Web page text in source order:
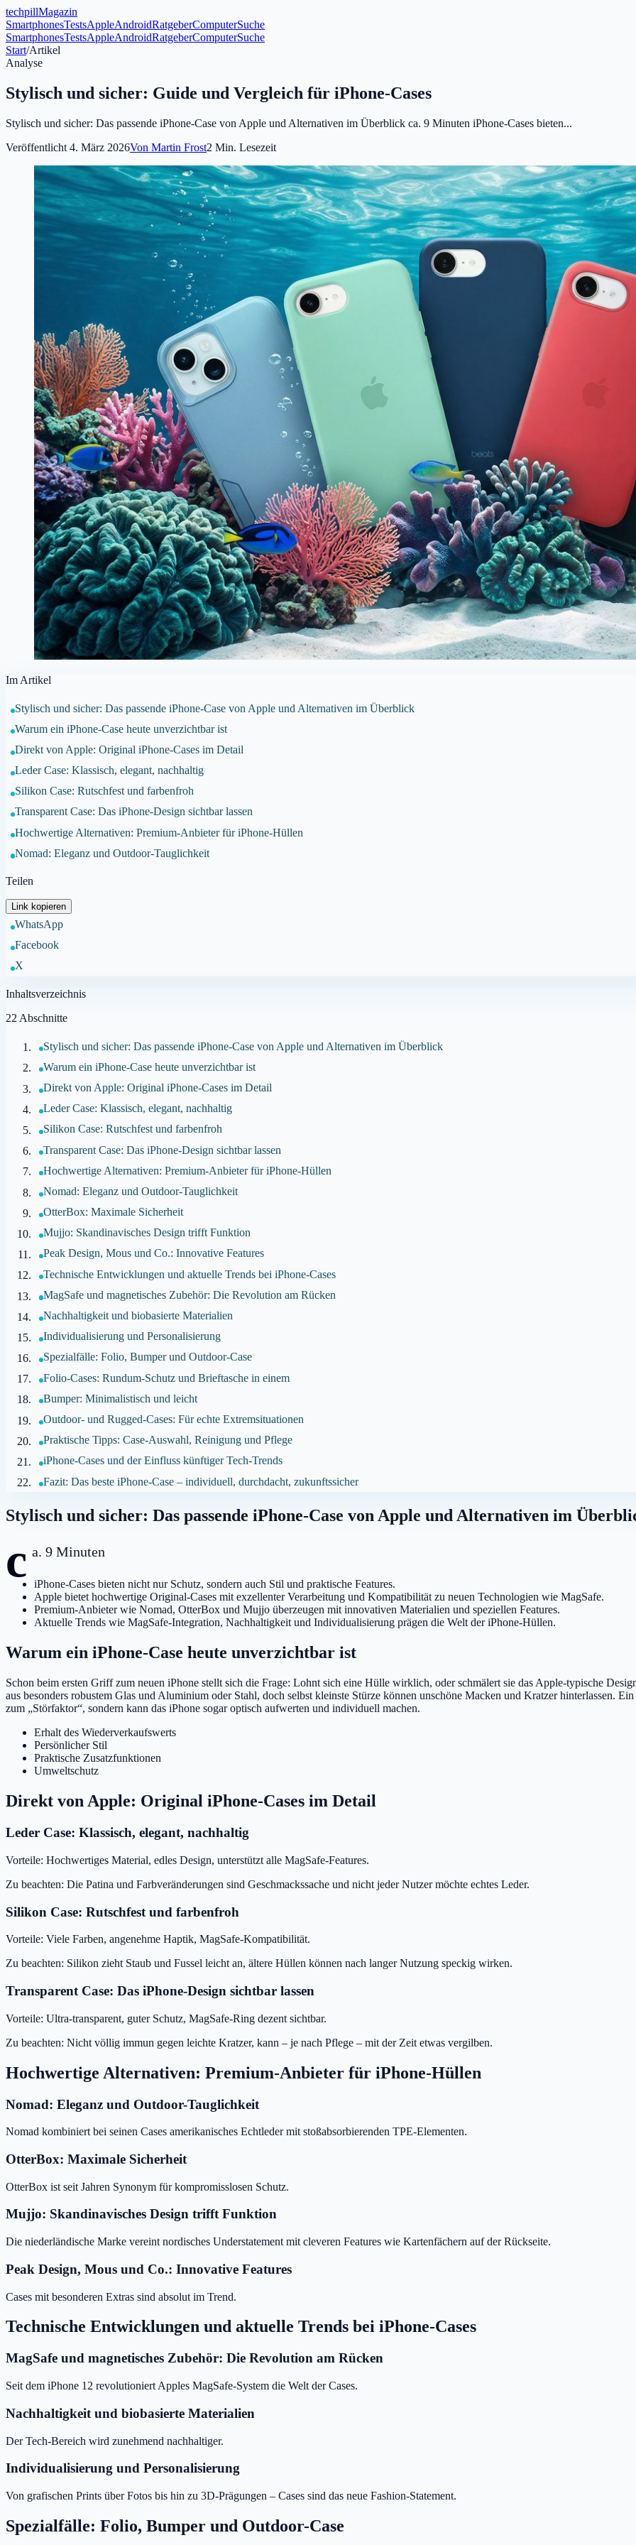
techpillMagazin
SmartphonesTestsAppleAndroidRatgeberComputerSuche
SmartphonesTestsAppleAndroidRatgeberComputerSuche
Start/Artikel
Analyse
Stylisch und sicher: Guide und Vergleich für iPhone-Cases
Stylisch und sicher: Das passende iPhone-Case von Apple und Alternativen im Überblick ca. 9 Minuten iPhone-Cases bieten...
Veröffentlicht 4. März 2026Von Martin Frost2 Min. Lesezeit
Im Artikel
Stylisch und sicher: Das passende iPhone-Case von Apple und Alternativen im Überblick
Warum ein iPhone-Case heute unverzichtbar ist
Direkt von Apple: Original iPhone-Cases im Detail
Leder Case: Klassisch, elegant, nachhaltig
Silikon Case: Rutschfest und farbenfroh
Transparent Case: Das iPhone-Design sichtbar lassen
Hochwertige Alternativen: Premium-Anbieter für iPhone-Hüllen
Nomad: Eleganz und Outdoor-Tauglichkeit
Teilen
Link kopieren
WhatsApp
Facebook
X
Inhaltsverzeichnis
22 Abschnitte
Stylisch und sicher: Das passende iPhone-Case von Apple und Alternativen im Überblick
Warum ein iPhone-Case heute unverzichtbar ist
Direkt von Apple: Original iPhone-Cases im Detail
Leder Case: Klassisch, elegant, nachhaltig
Silikon Case: Rutschfest und farbenfroh
Transparent Case: Das iPhone-Design sichtbar lassen
Hochwertige Alternativen: Premium-Anbieter für iPhone-Hüllen
Nomad: Eleganz und Outdoor-Tauglichkeit
OtterBox: Maximale Sicherheit
Mujjo: Skandinavisches Design trifft Funktion
Peak Design, Mous und Co.: Innovative Features
Technische Entwicklungen und aktuelle Trends bei iPhone-Cases
MagSafe und magnetisches Zubehör: Die Revolution am Rücken
Nachhaltigkeit und biobasierte Materialien
Individualisierung und Personalisierung
Spezialfälle: Folio, Bumper und Outdoor-Case
Folio-Cases: Rundum-Schutz und Brieftasche in einem
Bumper: Minimalistisch und leicht
Outdoor- und Rugged-Cases: Für echte Extremsituationen
Praktische Tipps: Case-Auswahl, Reinigung und Pflege
iPhone-Cases und der Einfluss künftiger Tech-Trends
Fazit: Das beste iPhone-Case – individuell, durchdacht, zukunftssicher
Stylisch und sicher: Das passende iPhone-Case von Apple und Alternativen im
c a. 9 Minuten
iPhone-Cases bieten nicht nur Schutz, sondern auch Stil und praktische Features.
Apple bietet hochwertige Original-Cases mit exzellenter Verarbeitung und Kompatibilität zu neuen Technologien wie MagSafe.
Premium-Anbieter wie Nomad, OtterBox und Mujjo überzeugen mit innovativen Materialien und speziellen Features.
Aktuelle Trends wie MagSafe-Integration, Nachhaltigkeit und Individualisierung prägen die Welt der iPhone-Hüllen.
Warum ein iPhone-Case heute unverzichtbar ist
Schon beim ersten Griff zum neuen iPhone stellt sich die Frage: Lohnt sich eine Hülle wirklich, oder schmälert sie das Apple-typische
aus besonders robustem Glas und Aluminium oder Stahl, doch selbst kleinste Stürze können unschöne Macken und Kratzer hinterlassen.
zum „Störfaktor“, sondern kann das iPhone sogar optisch aufwerten und individuell machen.
Erhalt des Wiederverkaufswerts
Persönlicher Stil
Praktische Zusatzfunktionen
Umweltschutz
Direkt von Apple: Original iPhone-Cases im Detail
Leder Case: Klassisch, elegant, nachhaltig
Vorteile: Hochwertiges Material, edles Design, unterstützt alle MagSafe-Features.
Zu beachten: Die Patina und Farbveränderungen sind Geschmackssache und nicht jeder Nutzer möchte echtes Leder.
Silikon Case: Rutschfest und farbenfroh
Vorteile: Viele Farben, angenehme Haptik, MagSafe-Kompatibilität.
Zu beachten: Silikon zieht Staub und Fussel leicht an, ältere Hüllen können nach langer Nutzung speckig wirken.
Transparent Case: Das iPhone-Design sichtbar lassen
Vorteile: Ultra-transparent, guter Schutz, MagSafe-Ring dezent sichtbar.
Zu beachten: Nicht völlig immun gegen leichte Kratzer, kann – je nach Pflege – mit der Zeit etwas vergilben.
Hochwertige Alternativen: Premium-Anbieter für iPhone-Hüllen
Nomad: Eleganz und Outdoor-Tauglichkeit
Nomad kombiniert bei seinen Cases amerikanisches Echtleder mit stoßabsorbierenden TPE-Elementen.
OtterBox: Maximale Sicherheit
OtterBox ist seit Jahren Synonym für kompromisslosen Schutz.
Mujjo: Skandinavisches Design trifft Funktion
Die niederländische Marke vereint nordisches Understatement mit cleveren Features wie Kartenfächern auf der Rückseite.
Peak Design, Mous und Co.: Innovative Features
Cases mit besonderen Extras sind absolut im Trend.
Technische Entwicklungen und aktuelle Trends bei iPhone-Cases
MagSafe und magnetisches Zubehör: Die Revolution am Rücken
Seit dem iPhone 12 revolutioniert Apples MagSafe-System die Welt der Cases.
Nachhaltigkeit und biobasierte Materialien
Der Tech-Bereich wird zunehmend nachhaltiger.
Individualisierung und Personalisierung
Von grafischen Prints über Fotos bis hin zu 3D-Prägungen – Cases sind das neue Fashion-Statement.
Spezialfälle: Folio, Bumper und Outdoor-Case